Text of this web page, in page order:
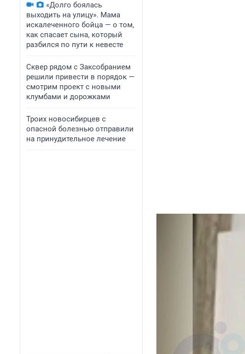
«Долго боялась
выходить на улицу». Мама
искалеченного бойца — о том,
как спасает сына, который
разбился по пути к невесте
Сквер рядом с Заксобранием
решили привести в порядок —
смотрим проект с новыми
клумбами и дорожками
Троих новосибирцев с
опасной болезнью отправили
на принудительное лечение